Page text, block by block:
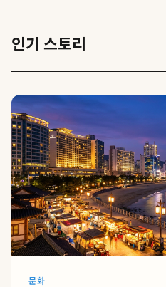
인기 스토리
문화